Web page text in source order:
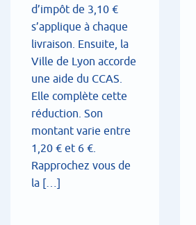
d’impôt de 3,10 €
s’applique à chaque
livraison. Ensuite, la
Ville de Lyon accorde
une aide du CCAS.
Elle complète cette
réduction. Son
montant varie entre
1,20 € et 6 €.
Rapprochez vous de
la […]